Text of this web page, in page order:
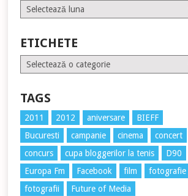
Arhive
ETICHETE
Etichete
TAGS
2011 2012 aniversare
BIEFF
Bucuresti
campanie cinema
concert
concurs
cupa bloggerilor la tenis
D90
Europa Fm
Facebook film
fotografie
fotografii
Future of Media